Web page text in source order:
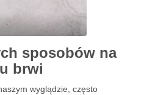
sposobów na
brwi
wyglądzie, często